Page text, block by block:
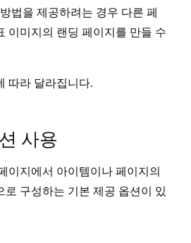
법을 제공하려는 경우 다른 페
이미지의 랜딩 페이지를 만들 수
따라 달라집니다.
사용
이지에서 아이템이나 페이지의
로 구성하는 기본 제공 옵션이 있